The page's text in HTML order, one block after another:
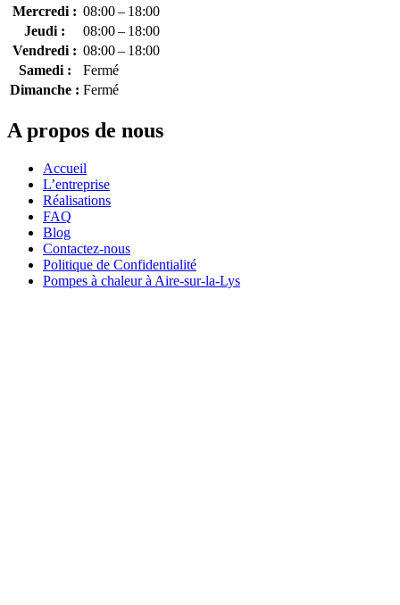
Mercredi : 08:00 – 18:00
Jeudi :
08:00 – 18:00
Vendredi : 08:00 – 18:00
Samedi :
Fermé
Dimanche : Fermé
A propos de nous
Accueil
L’entreprise
Réalisations
FAQ
Blog
Contactez-nous
Politique de Confidentialité
Pompes à chaleur à Aire-sur-la-Lys